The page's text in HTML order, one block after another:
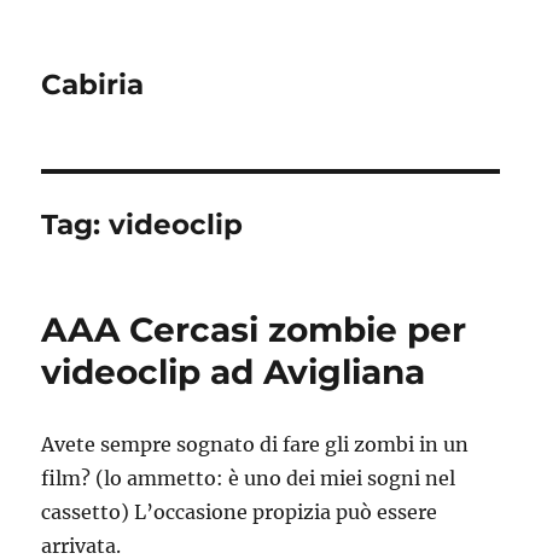
Cabiria
Tag:videoclip
AAA Cercasi zombie per
videoclip ad Avigliana
Avete sempre sognato di fare gli zombi in un
film? (lo ammetto: è uno dei miei sogni nel
cassetto) L’occasione propizia può essere
arrivata.